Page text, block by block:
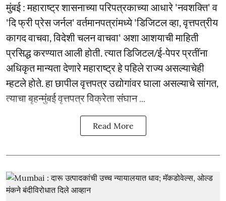
मुंबई : महाराष्ट्र शासनाच्या परिपत्रकाच्या आधारे 'नवशक्ति' व
'दि फ्री प्रेस जर्नल' वर्तमानपत्रांमध्ये 'डिजिटल व्हा, वृत्तपत्रीय
कागद वाचवा, विदेशी चलन वाचवा' अशा आशयाची माहिती
प्रसिद्ध करण्यात आली होती. त्यात डिजिटल/ई-पेपर प्रतींना
अधिकृत मान्यता देणारे महाराष्ट्र हे पहिले राज्य असल्याचेही
म्हटले होते. हा छापील वृत्तपत्र उद्योगांवर घाला असल्याचे सांगत,
त्याचा बृहन्मुंबई वृत्तपत्र विक्रेता संघान ...
Read More